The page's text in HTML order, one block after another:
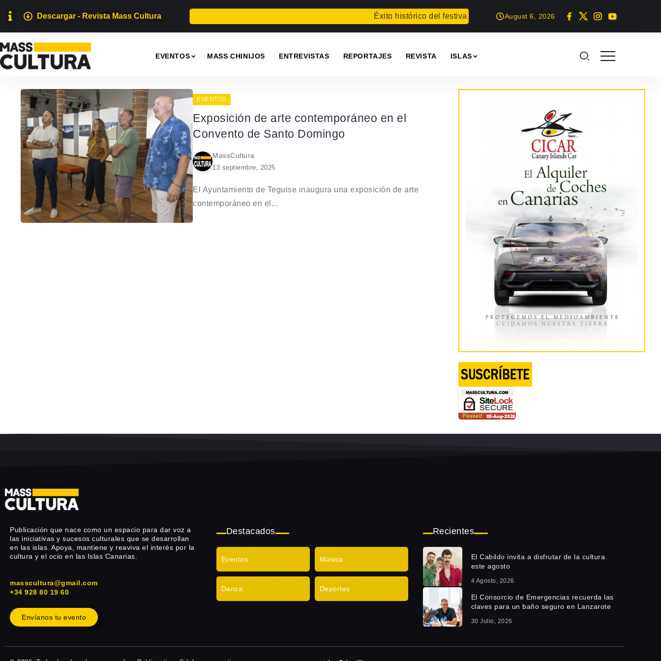
Descargar - Revista Mass Cultura Éxito histórico del festival en Gran CanariaProyección del documental: Las
August 6, 2026
EVENTOS MASS CHINIJOS ENTREVISTAS REPORTAJES REVISTA ISLAS
EVENTOS
Exposición de arte contemporáneo en el
Convento de Santo Domingo
MassCultura
13 septiembre, 2025
El Ayuntamiento de Teguise inaugura una exposición de arte
contemporáneo en el...
Publicación que nace como un espacio para dar voz a
las iniciativas y sucesos culturales que se desarrollan
en las islas. Apoya, mantiene y reaviva el interés por la
cultura y el ocio en las Islas Canarias.
masscultura@gmail.com
+34 928 80 19 60
Envíanos tu evento
Destacados
Eventos Música
Danza Deportes
Recientes
El Cabildo invita a disfrutar de la cultura
este agosto
4 Agosto, 2026
El Consorcio de Emergencias recuerda las
claves para un baño seguro en Lanzarote
30 Julio, 2026